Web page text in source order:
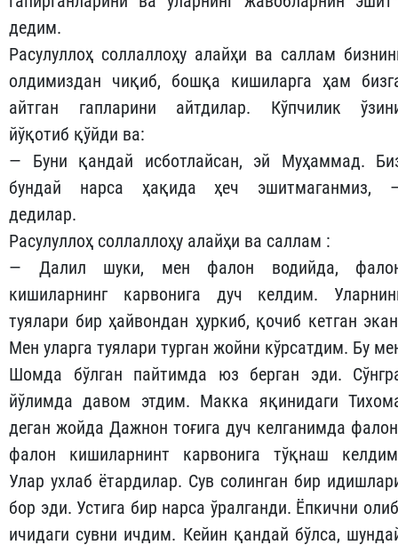
дедим.
Расулуллоҳ соллаллоҳу алайҳи ва саллам
олдимиздан чиқиб, бошқа кишиларга ҳам
айтган гапларини айтдилар. Кўпчилик
йўқотиб қўйди ва:
— Буни қандай исботлайсан, эй Муҳаммад.
бундай нарса ҳақида ҳеч эшитмаганмиз,
дедилар.
Расулуллоҳ соллаллоҳу алайҳи ва саллам :
— Далил шуки, мен фалон водийда,
кишиларнинг карвонига дуч келдим.
туялари бир ҳайвондан ҳуркиб, қочиб кетган
Мен уларга туялари турган жойни кўрсатдим. Бу
Шомда бўлган пайтимда юз берган эди.
йўлимда давом этдим. Макка яқинидаги
деган жойда Дажнон тоғига дуч келганимда
фалон кишиларнинт карвонига тўқнаш
Улар ухлаб ётардилар. Сув солинган бир
бор эди. Устига бир нарса ўралганди. Ёпкични
ичидаги сувни ичдим. Кейин қандай бўлса,